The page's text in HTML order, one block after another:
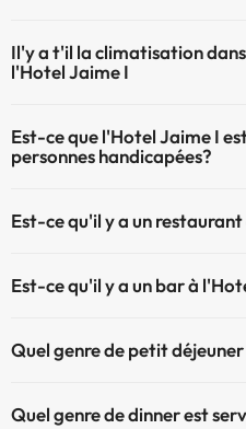
Il'y a t'il la climatisation
l'Hotel Jaime I
Est-ce que l'Hotel Jaime I
personnes handicapées?
Est-ce qu'il y a un
Est-ce qu'il y a un bar à
Quel genre de petit
Quel genre de dinner est